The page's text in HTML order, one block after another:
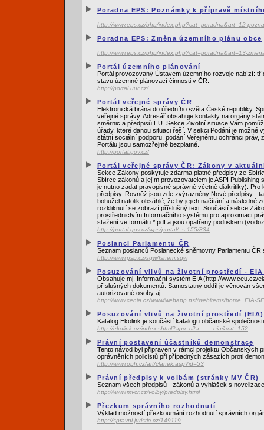
Poradna EPS: Poznámky k přípravě
http://www.eps.cz/php/index.php?cat=poradna&art=12-
Poradna EPS: Změna územního plánu obce
http://www.eps.cz/php/index.php?cat=poradna&art=13-
Portál územního plánování
Portál provozovaný Ústavem územního rozvoje nabízí:
stavu územně plánovací činnosti v ČR.
http://portal.uur.cz/
Portál veřejné správy ČR
Elektronická brána do úředního světa České republiky.
veřejné správy. Adresář obsahuje kontakty na orgány
směrnic a předpisů EU. Sekce Životní situace Vám
úřady, které danou situaci řeší. V sekci Podání je možné
státní sociální podporu, podání Veřejnému ochránci
Portálu jsou samozřejmě bezplatné.
http://portal.gov.cz/
Portál veřejné správy ČR: Zákony v
Sekce Zákony poskytuje zdarma platné předpisy ze
Sbírce zákonů a jejím provozovatelem je ASPI
je nutno zadat pravopisně správně včetně diakritiky).
předpisy. Rovněž jsou zde zvýrazněny Nové předpisy -
bohužel natolik obsáhlé, že by jejich načítání a následné
rozkliknutí se zobrazí příslušný text. Součástí sekce
prostřednictvím Informačního systému pro aproximaci
stažení ve formátu *.pdf a jsou opatřeny podtiskem
http://portal.gov.cz/wps/portal/_s.155/834
Poslanci Parlamentu ČR
Seznam poslanců Poslanecké sněmovny Parlamentu ČR
http://www.psp.cz/sqw/fsnem.sqw
Posuzování vlivů na životní prostředí - EIA
Obsahuje mj. Informační systém EIA (http://www.ceu.cz/
příslušných dokumentů. Samostatný oddíl je věnován
autorizované osoby aj.
http://www.cenia.cz/www/webapp.nsf/webitems/home_EIA-
Posuzování vlivů na životní prostředí
Katalog Ekolink je součástí katalogu občanské
http://ekolink.cz/index.shtml?apc=c2a-_-_--eia&cat=152
Právní postavení účastníků demonstrace
Tento návod byl připraven v rámci projektu Občanských
oprávněních policistů při případných zásazích proti
http://www.oph.cz/art/clanek.asp?id=53
Právní předpisy k volbám (stránky MV ČR)
Seznam všech předpisů - zákonů a vyhlášek s
http://www.mvcr.cz/volby/predpisy.html
Přezkum správního rozhodnutí
Výklad možností přezkoumání rozhodnutí správních
http://spravni.juristic.cz/149119